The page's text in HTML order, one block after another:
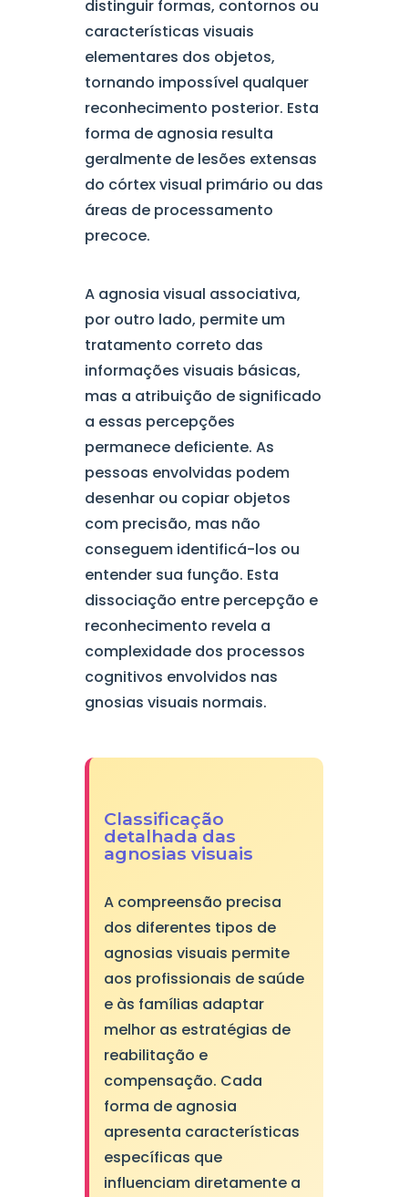
distinguir formas, contornos ou
características visuais
elementares dos objetos,
tornando impossível qualquer
reconhecimento posterior. Esta
forma de agnosia resulta
geralmente de lesões extensas
do córtex visual primário ou das
áreas de processamento
precoce.
A agnosia visual associativa,
por outro lado, permite um
tratamento correto das
informações visuais básicas,
mas a atribuição de significado
a essas percepções
permanece deficiente. As
pessoas envolvidas podem
desenhar ou copiar objetos
com precisão, mas não
conseguem identificá-los ou
entender sua função. Esta
dissociação entre percepção e
reconhecimento revela a
complexidade dos processos
cognitivos envolvidos nas
gnosias visuais normais.
Classificação
detalhada das
agnosias visuais
A compreensão precisa
dos diferentes tipos de
agnosias visuais permite
aos profissionais de saúde
e às famílias adaptar
melhor as estratégias de
reabilitação e
compensação. Cada
forma de agnosia
apresenta características
específicas que
influenciam diretamente a